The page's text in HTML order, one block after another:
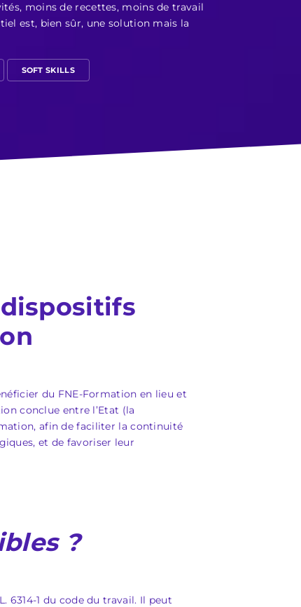
moins de recettes, moins de travail
est, bien sûr, une solution mais la
SOFT SKILLS
du FNE-Formation en lieu et
conclue entre l’Etat (la
afin de faciliter la continuité
et de favoriser leur
?
1 du code du travail. Il peut